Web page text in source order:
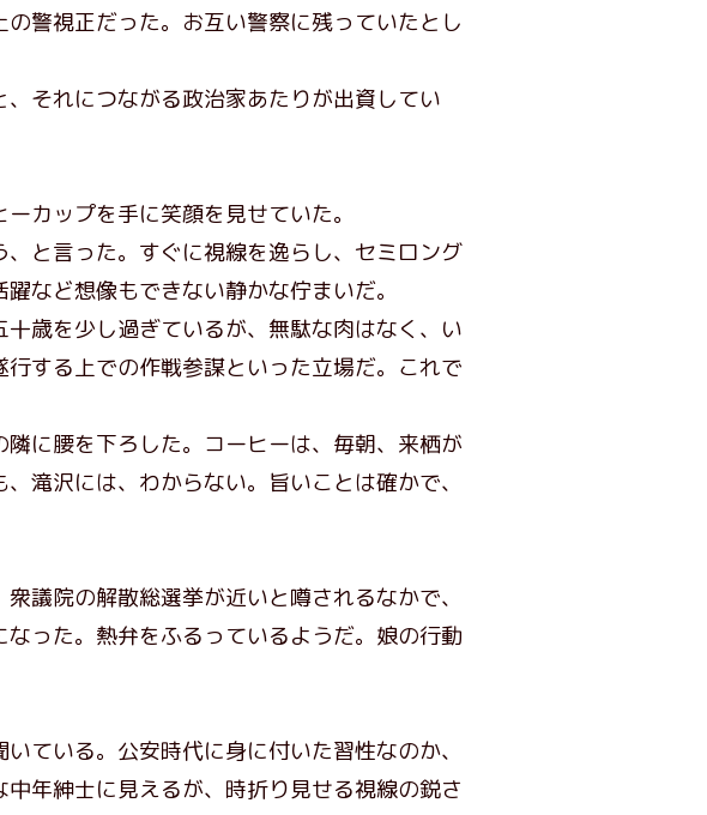
警視正だった。お互い警察に残っていたとし
それにつながる政治家あたりが出資してい
カップを手に笑顔を見せていた。
と言った。すぐに視線を逸らし、セミロング
など想像もできない静かな佇まいだ。
歳を少し過ぎているが、無駄な肉はなく、い
する上での作戦参謀といった立場だ。これで
に腰を下ろした。コーヒーは、毎朝、来栖が
滝沢には、わからない。旨いことは確かで、
議院の解散総選挙が近いと噂されるなかで、
った。熱弁をふるっているようだ。娘の行動
ている。公安時代に身に付いた習性なのか、
年紳士に見えるが、時折り見せる視線の鋭さ